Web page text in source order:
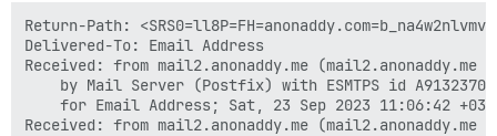
Return-Path:
Delivered-To: Email Address
Received: from mail2.anonaddy.me
Received: from mail2.anonaddy.me